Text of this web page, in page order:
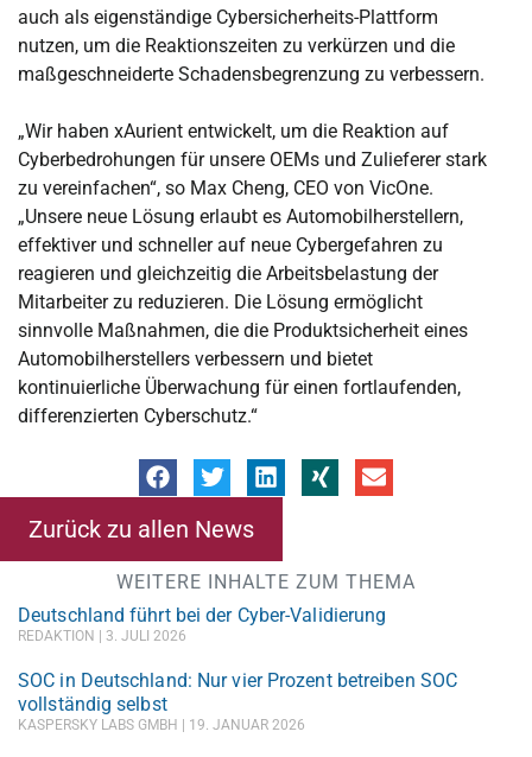
auch als eigenständige Cybersicherheits-Plattform
nutzen, um die Reaktionszeiten zu verkürzen und die
maßgeschneiderte Schadensbegrenzung zu verbessern.
„Wir haben xAurient entwickelt, um die Reaktion auf
Cyberbedrohungen für unsere OEMs und Zulieferer stark
zu vereinfachen“, so Max Cheng, CEO von VicOne.
„Unsere neue Lösung erlaubt es Automobilherstellern,
effektiver und schneller auf neue Cybergefahren zu
reagieren und gleichzeitig die Arbeitsbelastung der
Mitarbeiter zu reduzieren. Die Lösung ermöglicht
sinnvolle Maßnahmen, die die Produktsicherheit eines
Automobilherstellers verbessern und bietet
kontinuierliche Überwachung für einen fortlaufenden,
differenzierten Cyberschutz.“
Zurück zu allen News
WEITERE INHALTE ZUM THEMA
Deutschland führt bei der Cyber-Validierung
REDAKTION 3. JULI 2026
SOC in Deutschland: Nur vier Prozent betreiben SOC
vollständig selbst
KASPERSKY LABS GMBH 19. JANUAR 2026